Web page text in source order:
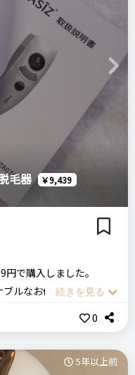
ども加味してこちらに
パナソニック
ステマっぽい
といけません。
い。
で脱毛したい方におす
ました。
ことで、あまりの安さと
家庭用脱毛器
が濃くなっているように
心して使えます！
ずなかなか難しかった
Next
毛器
￥9,439
で購入しました。
ルなお値段で購入する
割で購入したため、他の
0
5年以上前